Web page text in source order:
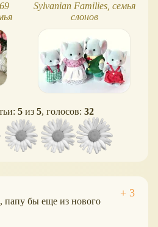
Sylvanian Families, семья
слонов
5 из 5, голосов: 32
папу бы еще из нового